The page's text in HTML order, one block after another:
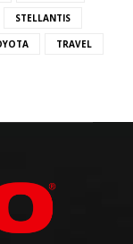
STELLANTIS
TRAVEL